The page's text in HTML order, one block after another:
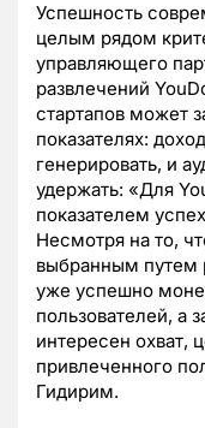
Успешность
целым рядом
управляющего
развлечений
стартапов может
показателях:
генерировать, и
удержать: «Для
показателем
Несмотря на то,
выбранным путем
уже успешно
пользователей, а
интересен охват,
привлеченного
Гидирим.